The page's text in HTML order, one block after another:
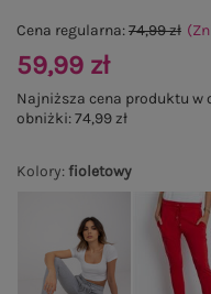
Kolory:fioletowy
Cena regularna:74,99 zł
59,99 zł
Najniższa cena produktu w
obniżki:74,99 zł